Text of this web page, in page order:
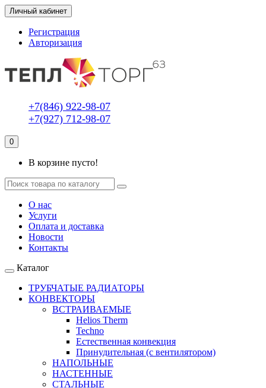
Личный кабинет
Регистрация
Авторизация
+7(846) 922-98-07
+7(927) 712-98-07
0
В корзине пусто!
О нас
Услуги
Оплата и доставка
Новости
Контакты
Каталог
ТРУБЧАТЫЕ РАДИАТОРЫ
КОНВЕКТОРЫ
ВСТРАИВАЕМЫЕ
Helios Therm
Techno
Естественная конвекция
Принудительная (с вентилятором)
НАПОЛЬНЫЕ
НАСТЕННЫЕ
СТАЛЬНЫЕ